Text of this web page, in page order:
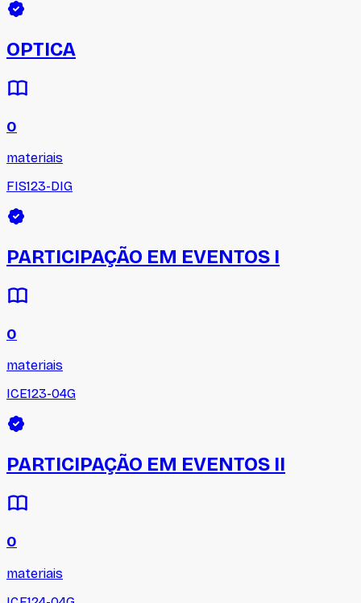
OPTICA
0
materiais
FIS123-DIG
PARTICIPAÇÃO EM EVENTOS I
0
materiais
ICE123-04G
PARTICIPAÇÃO EM EVENTOS II
0
materiais